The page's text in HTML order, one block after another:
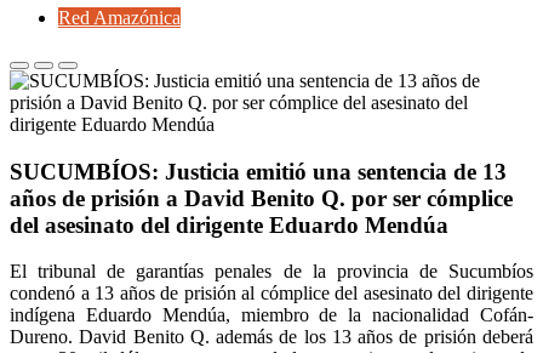
Red Amazónica
SUCUMBÍOS: Justicia emitió una sentencia de 13
años de prisión a David Benito Q. por ser cómplice
del asesinato del dirigente Eduardo Mendúa
El tribunal de garantías penales de la provincia de Sucumbíos
condenó a 13 años de prisión al cómplice del asesinato del dirigente
indígena Eduardo Mendúa, miembro de la nacionalidad Cofán-
Dureno. David Benito Q. además de los 13 años de prisión deberá